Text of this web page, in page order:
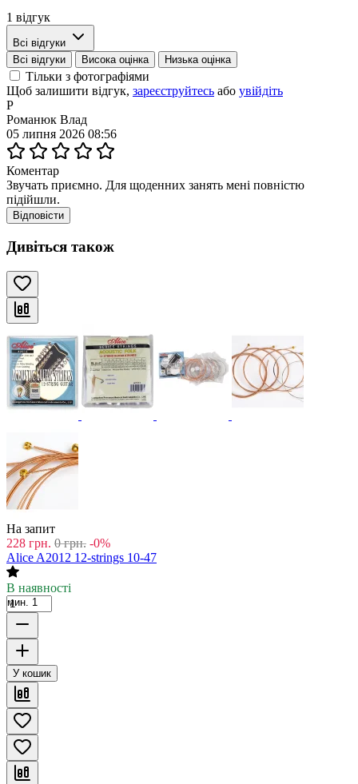
1 відгук
Всі відгуки
Всі відгуки
Висока оцінка Низька оцінка
Тільки з фотографіями
Щоб залишити відгук, зареєструйтесь або увійдіть
Р
Романюк Влад
05 липня 2026 08:56
Коментар
Звучать приємно. Для щоденних занять мені повністю
підійшли.
Відповісти
Дивіться також
На запит
228 грн. 0 грн. -0%
Alice A2012 12-strings 10-47
В наявності
мин. 1
У кошик